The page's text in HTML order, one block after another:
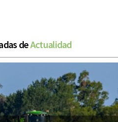
deActualidad